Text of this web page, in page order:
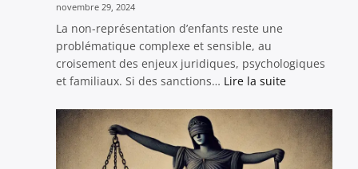
novembre 29, 2024
La non-représentation d’enfants reste une
problématique complexe et sensible, au
croisement des enjeux juridiques, psychologiques
et familiaux. Si des sanctions… Lire la suite:
non-
d’enfants